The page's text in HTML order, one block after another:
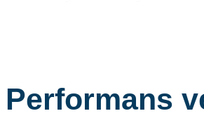
Performans